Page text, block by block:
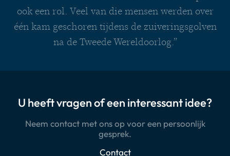
ook een rol. Veel van die mensen werden over
één kam geschoren tijdens de zuiveringsgolven
na de Tweede Wereldoorlog.”
U heeft vragen of een interessant idee?
Neem contact met ons op voor een persoonlijk
gesprek.
Contact